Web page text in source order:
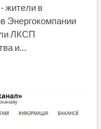
жители в
Энергокомпании
ЛКСП
и…